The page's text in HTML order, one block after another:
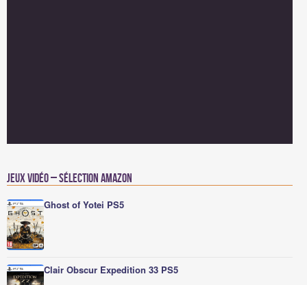
Jeux vidéo – Sélection Amazon
Ghost of Yotei PS5
Clair Obscur Expedition 33 PS5